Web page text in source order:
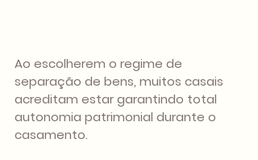
Ao escolherem o regime de
separação de bens, muitos casais
acreditam estar garantindo total
autonomia patrimonial durante o
casamento.